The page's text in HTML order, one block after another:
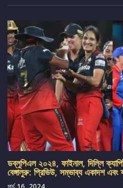
ডব্লুপিএল ২০২৪, ফাইনাল, দিল্লি
বেঙ্গালুরু: প্রিভিউ, সম্ভাব্য একাদশ এবং